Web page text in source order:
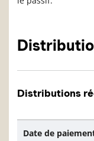
Distributions
Date de